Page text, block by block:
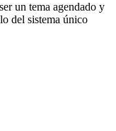
un tema agendado y
del sistema único